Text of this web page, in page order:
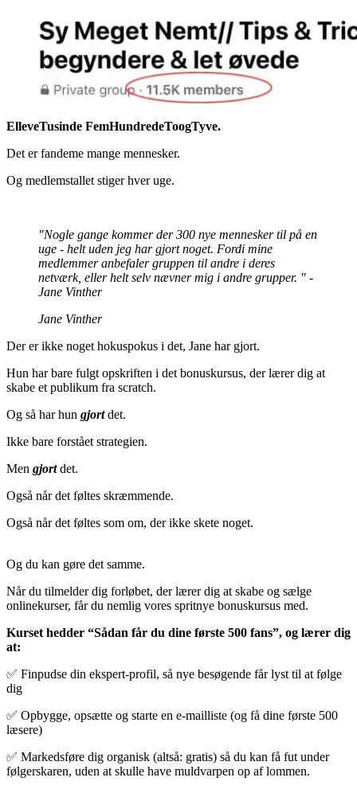
ElleveTusinde FemHundredeToogTyve.
Det er fandeme mange mennesker.
Og medlemstallet stiger hver uge.
"Nogle gange kommer der 300 nye mennesker til på en
uge - helt uden jeg har gjort noget. Fordi mine
medlemmer anbefaler gruppen til andre i deres
netværk, eller helt selv nævner mig i andre grupper. " -
Jane Vinther
Jane Vinther
Der er ikke noget hokuspokus i det, Jane har gjort.
Hun har bare fulgt opskriften i det bonuskursus, der lærer dig at
skabe et publikum fra scratch.
Og så har hun gjortdet.
Ikke bare forstået strategien.
Men gjortdet.
Også når det føltes skræmmende.
Også når det føltes som om, der ikke skete noget.
Og du kan gøre det samme.
Når du tilmelder dig forløbet, der lærer dig at skabe og sælge
onlinekurser, får du nemlig vores spritnye bonuskursus med.
Kurset hedder “Sådan får du dine første 500 fans”, og lærer dig
at:
✅ Finpudse din ekspert-profil, så nye besøgende får lyst til at følge
dig
✅ Opbygge, opsætte og starte en e-mailliste (og få dine første 500
læsere)
✅ Markedsføre dig organisk (altså: gratis) så du kan få fut under
følgerskaren, uden at skulle have muldvarpen op af lommen.